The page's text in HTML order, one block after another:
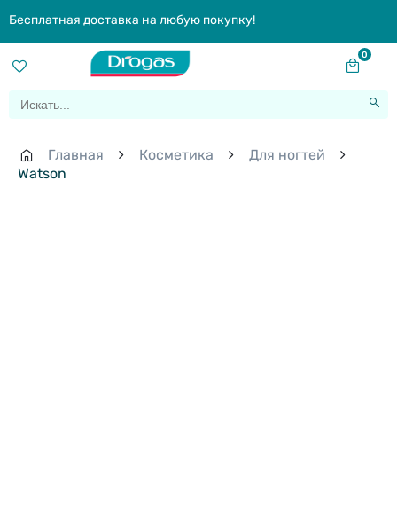
Бесплатная доставка на любую покупку!
0
Главная Косметика
Для ногтей
Watson